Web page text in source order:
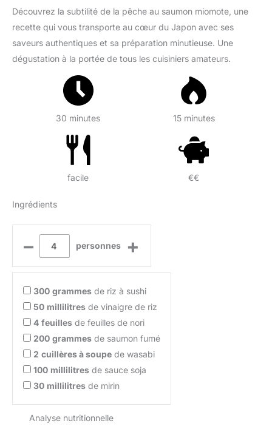
Découvrez la subtilité de la pêche au saumon miomote, une
recette qui vous transporte au cœur du Japon avec ses
saveurs authentiques et sa préparation minutieuse. Une
dégustation à la portée de tous les cuisiniers amateurs.
30 minutes 15 minutes
facile €€
Ingrédients
– personnes +
300 grammes de riz à sushi
50 millilitres de vinaigre de riz
4 feuilles de feuilles de nori
200 grammes de saumon fumé
2 cuillères à soupe de wasabi
100 millilitres de sauce soja
30 millilitres de mirin
Analyse nutritionnelle